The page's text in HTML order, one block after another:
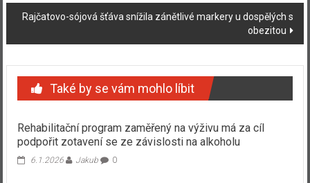
Rajčatovo-sójová šťáva snížila zánětlivé markery u dospělých s
obezitou
Také by se vám mohlo líbit
Rehabilitační program zaměřený na výživu má za cíl
podpořit zotavení se ze závislosti na alkoholu
6.1.2026 Jakub 0